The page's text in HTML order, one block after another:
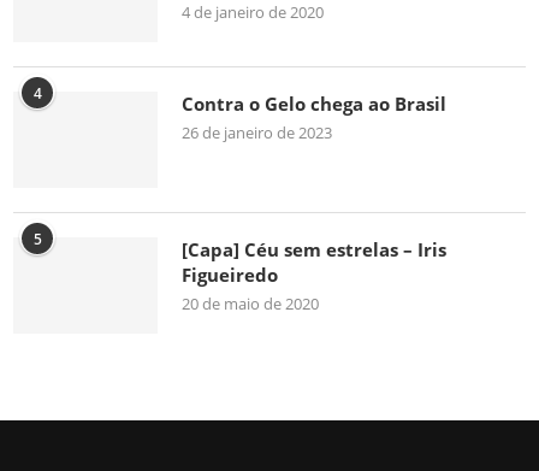
4 de janeiro de 2020
4 Contra o Gelo chega ao Brasil
26 de janeiro de 2023
5
[Capa] Céu sem estrelas – Iris
Figueiredo
20 de maio de 2020